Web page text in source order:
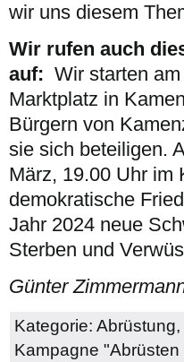
wir uns diesem
Wir rufen auch
auf: Wir starten
Marktplatz in
Bürgern von
sie sich beteiligen.
März, 19.00 Uhr im
demokratische
Jahr 2024 neue
Sterben und
Günter
Kategorie: Abrüstung,
Kampagne "Abrüsten